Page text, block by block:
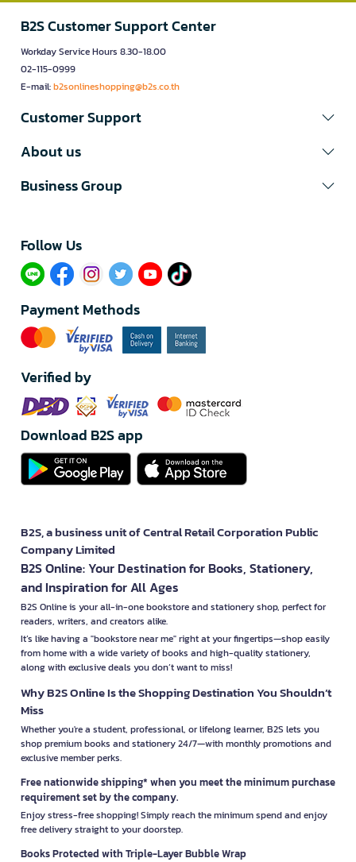
B2S Customer Support Center
Workday Service Hours 8.30-18.00
02-115-0999
E-mail:b2sonlineshopping@b2s.co.th
Customer Support
About us
Business Group
Follow Us​
Payment Methods
Verified by
Download B2S app
B2S, a business unit of Central Retail Corporation Public
Company Limited
B2S Online: Your Destination for Books, Stationery,
and Inspiration for All Ages
B2S Online is your all-in-one bookstore and stationery shop, perfect for
readers, writers, and creators alike.
It’s like having a "bookstore near me" right at your fingertips—shop easily
from home with a wide variety of books and high-quality stationery,
along with exclusive deals you don’t want to miss!
Why B2S Online Is the Shopping Destination You Shouldn’t
Miss
Whether you're a student, professional, or lifelong learner, B2S lets you
shop premium books and stationery 24/7—with monthly promotions and
exclusive member perks.
Free nationwide shipping* when you meet the minimum purchase
requirement set by the company.
Enjoy stress-free shopping! Simply reach the minimum spend and enjoy
free delivery straight to your doorstep.
Books Protected with Triple-Layer Bubble Wrap